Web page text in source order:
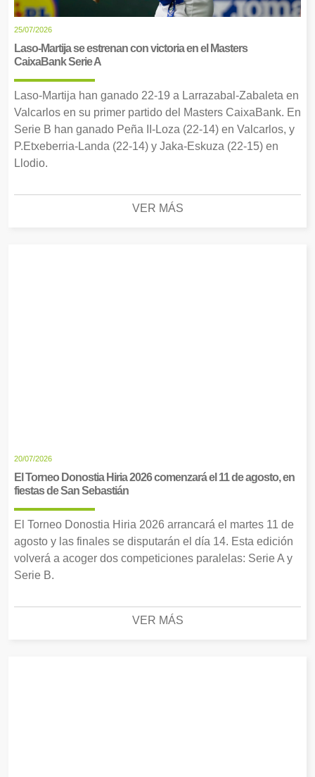
25/07/2026
Laso-Martija se estrenan con victoria en el Masters
CaixaBank Serie A
Laso-Martija han ganado 22-19 a Larrazabal-Zabaleta en
Valcarlos en su primer partido del Masters CaixaBank. En
Serie B han ganado Peña II-Loza (22-14) en Valcarlos, y
P.Etxeberria-Landa (22-14) y Jaka-Eskuza (22-15) en
Llodio.
VER MÁS
20/07/2026
El Torneo Donostia Hiria 2026 comenzará el 11 de agosto, en
fiestas de San Sebastián
El Torneo Donostia Hiria 2026 arrancará el martes 11 de
agosto y las finales se disputarán el día 14. Esta edición
volverá a acoger dos competiciones paralelas: Serie A y
Serie B.
VER MÁS